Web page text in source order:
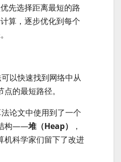
先选择距离最短的路
算，逐步优化到每个
以快速找到网络中从
的最短路径。
论文中使用到了一个
构——堆（Heap）
，
机科学家们留下了改进